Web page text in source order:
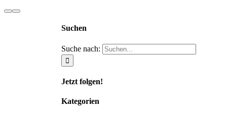
Suchen
Suche nach:
Jetzt folgen!
Kategorien